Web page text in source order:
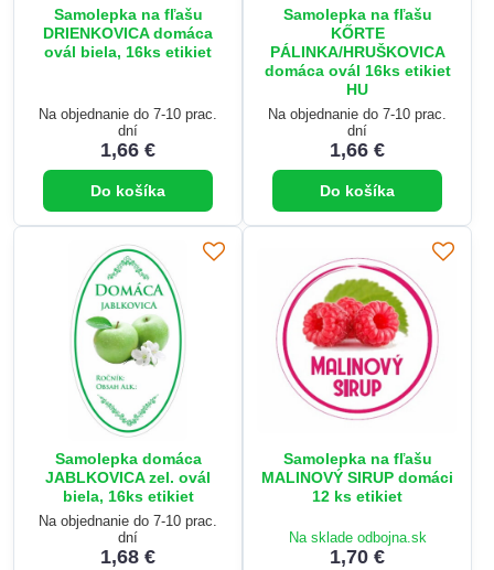
Samolepka na fľašu
DRIENKOVICA domáca
ovál biela, 16ks etikiet
Na objednanie do 7-10 prac.
dní
1,66 €
Do košíka
Samolepka na fľašu
KŐRTE
PÁLINKA/HRUŠKOVICA
domáca ovál 16ks etikiet
HU
Na objednanie do 7-10 prac.
dní
1,66 €
Do košíka
Samolepka domáca
JABLKOVICA zel. ovál
biela, 16ks etikiet
Na objednanie do 7-10 prac.
dní
1,68 €
Samolepka na fľašu
MALINOVÝ SIRUP domáci
12 ks etikiet
Na sklade odbojna.sk
1,70 €